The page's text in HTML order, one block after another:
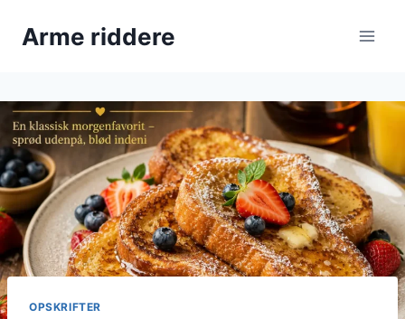
Arme riddere
OPSKRIFTER